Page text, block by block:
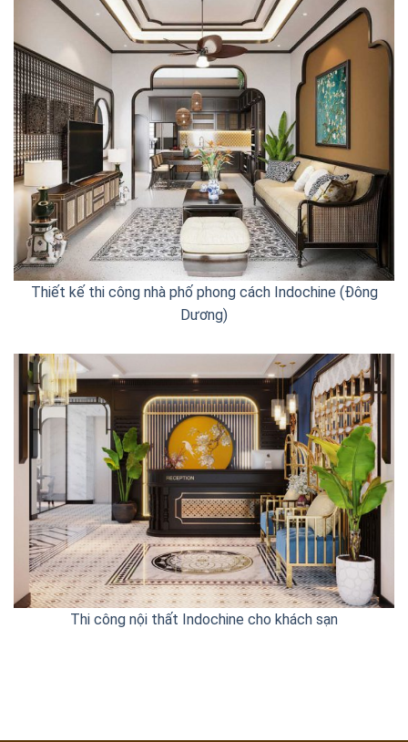
Thiết kế thi công nhà phố phong cách Indochine (Đông
Dương)
Thi công nội thất Indochine cho khách sạn